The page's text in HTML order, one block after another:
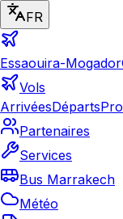
FR
Essaouira-Mogador
Vols
ArrivéesDéparts
Partenaires
Services
Bus Marrakech
Météo